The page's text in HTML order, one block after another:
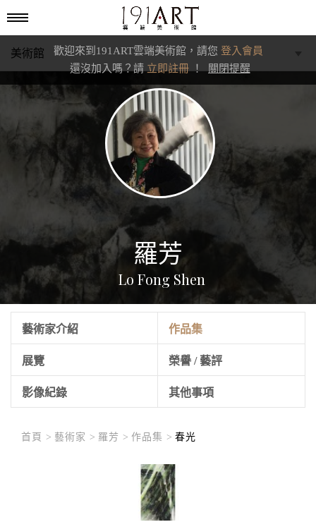
歡迎來到191ART雲端美術館，請您 登入會員
還沒加入嗎？請 立即註冊！ 關閉提醒
美術館
學藝館
文化館
典藏交流館
羅芳
Lo Fong Shen
藝術家介紹 作品集
展覽 榮譽 / 藝評
影像紀錄 其他事項
首頁 > 藝術家 > 羅芳 > 作品集 > 春光